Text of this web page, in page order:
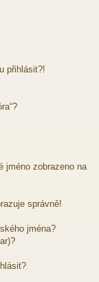
přihlásit?!
jméno zobrazeno na
správně!
jména?